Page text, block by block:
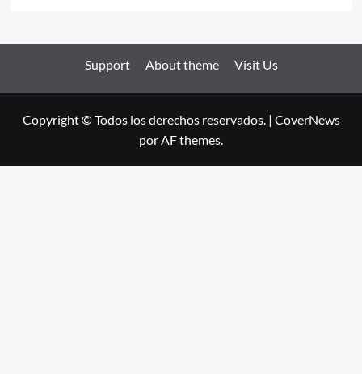
Support About theme Visit Us
Copyright © Todos los derechos reservados. | CoverNews
por AF themes.